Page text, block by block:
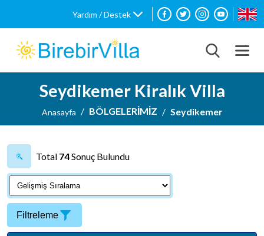
Yardım / Destek
Seydikemer Kiralık Villa
Anasayfa BÖLGELERİMİZ Seydikemer
Total 74Sonuç Bulundu
Filtreleme